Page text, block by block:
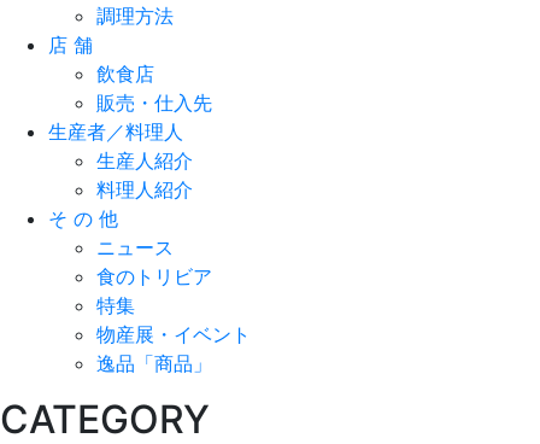
調理方法
店 舗
飲食店
販売・仕入先
生産者／料理人
生産人紹介
料理人紹介
そ の 他
ニュース
食のトリビア
特集
物産展・イベント
逸品「商品」
CATEGORY